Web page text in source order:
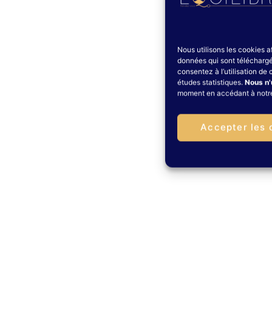
Nous utilisons les cookies
données qui sont
consentez à l’utilisation de
études statistiques. Nous
moment en accédant à
Accepter les